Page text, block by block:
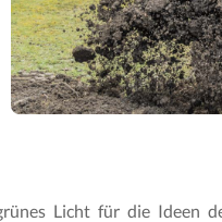
Licht für die Ideen